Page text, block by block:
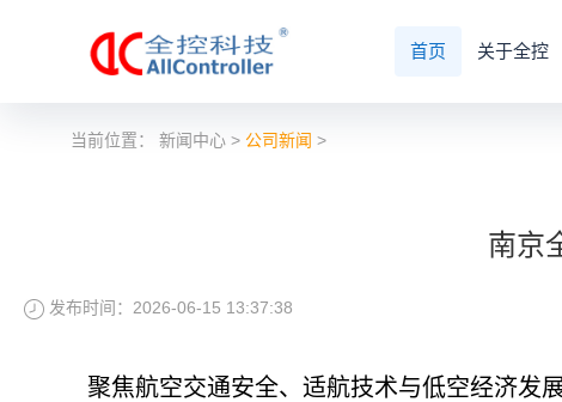
首页 关于全控
当前位置：新闻中心 > 公司新闻 >
南京
发布时间：2026-06-15 13:37:38
聚焦航空交通安全、适航技术与低空经济发展